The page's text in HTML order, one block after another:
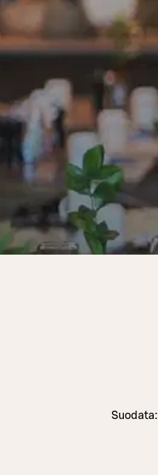
Suodata: